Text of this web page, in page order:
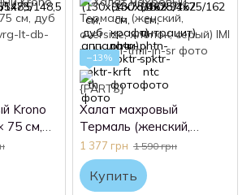
Krono
75 см,
−13%
Халат махровый
Термаль (женский,
oversize, хлопок, серый)
IMI
1 377 грн 1 590 грн
Купить